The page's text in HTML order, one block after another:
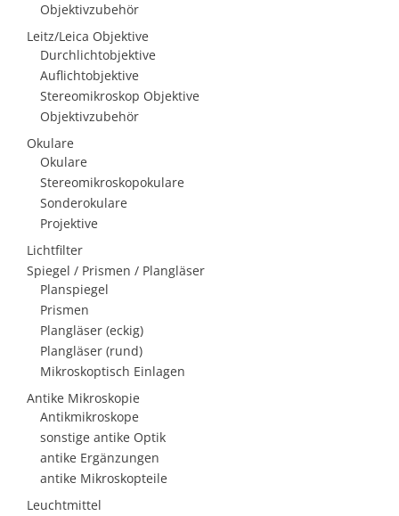
Objektivzubehör
Leitz/Leica Objektive
Durchlichtobjektive
Auflichtobjektive
Stereomikroskop Objektive
Objektivzubehör
Okulare
Okulare
Stereomikroskopokulare
Sonderokulare
Projektive
Lichtfilter
Spiegel / Prismen / Plangläser
Planspiegel
Prismen
Plangläser (eckig)
Plangläser (rund)
Mikroskoptisch Einlagen
Antike Mikroskopie
Antikmikroskope
sonstige antike Optik
antike Ergänzungen
antike Mikroskopteile
Leuchtmittel